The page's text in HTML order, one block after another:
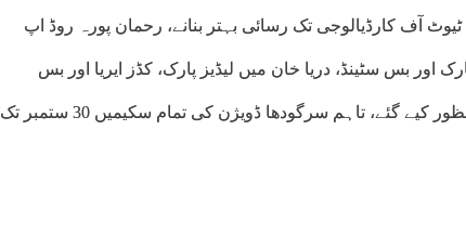
آف کارڈیالوجی تک رسائی بہتر بنانے، رحمان پورہ روڈ اپ
اور بس سٹینڈ، دریا خان میں لیڈیز پارک، کڈز ایریا اور بس
سٹیشن بنانے کے منصوبے بھی منظور کیے گئے، تاہم سرگودھا ڈویژن کی تمام سکیمیں 30 ستمبر تک